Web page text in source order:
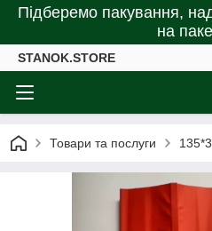
Підберемо пакування,
на
STANOK.STORE
Товари та послуги